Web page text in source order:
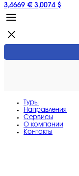
3,4669 € 3,0074 $
Туры
Направления
Сервисы
O компании
Контакты